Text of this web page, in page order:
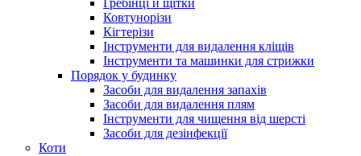
Ковтунорізи
Кігтерізи
Інструменти для видалення кліщів
Інструменти та машинки для стрижки
Порядок у будинку
Засоби для видалення запахів
Засоби для видалення плям
Інструменти для чищення від шерсті
Засоби для дезінфекції
Коти